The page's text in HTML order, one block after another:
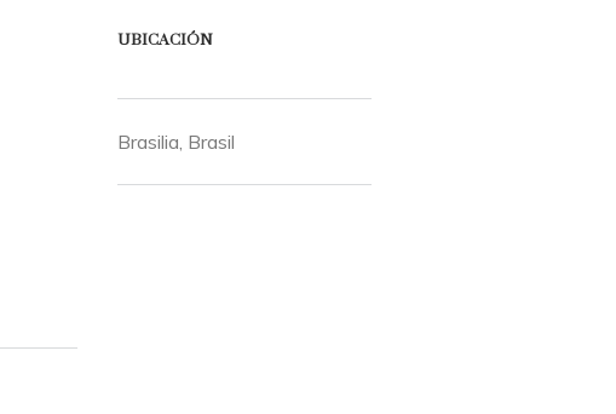
UBICACIÓN
Brasilia, Brasil